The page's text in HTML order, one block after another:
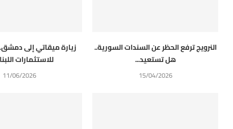
زيارة ميقاتي إلى
للاستثمارات
11/06/2026
النرويج ترفع الحظر عن السندات السورية..
هل تستعيد...
15/04/2026